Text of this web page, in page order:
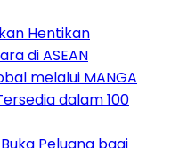
Hentikan
di ASEAN
melalui MANGA
dalam 100
Peluang bagi